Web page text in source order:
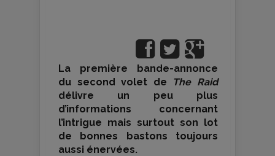
La première bande-annonce
du second volet de
The Raid
délivre un peu plus
d’informations concernant
l’intrigue mais surtout son lot
de bonnes bastons toujours
aussi énervées.